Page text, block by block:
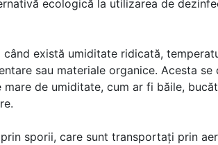
ecologică la utilizarea de
când există umiditate ridicată,
sau materiale organice. Acesta
de umiditate, cum ar fi băile,
sporii, care sunt transportați prin